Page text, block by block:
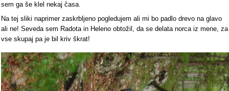
sem ga še klel nekaj časa.
Na tej sliki naprimer zaskrbljeno pogledujem ali mi bo padlo drevo na glavo
ali ne! Seveda sem Radota in Heleno obtožil, da se delata norca iz mene, za
vse skupaj pa je bil kriv škrat!